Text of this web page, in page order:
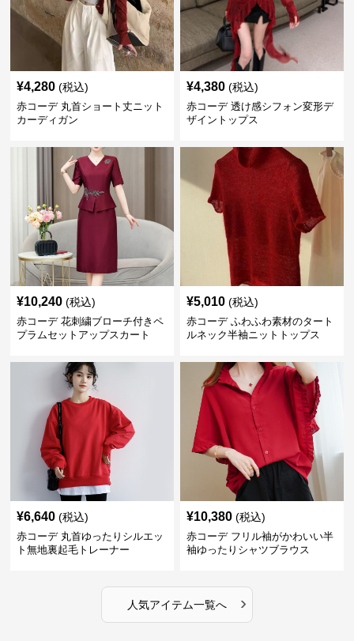
¥4,280 (税込)
赤コーデ 丸首ショート丈ニット
カーディガン
¥4,380 (税込)
赤コーデ 透け感シフォン変形デ
ザイントップス
¥10,240 (税込)
赤コーデ 花刺繍ブローチ付きペ
プラムセットアップスカート
¥5,010 (税込)
赤コーデ ふわふわ素材のタート
ルネック半袖ニットトップス
¥6,640 (税込)
赤コーデ 丸首ゆったりシルエッ
ト無地裏起毛トレーナー
¥10,380 (税込)
赤コーデ フリル袖がかわいい半
袖ゆったりシャツブラウス
人気アイテム一覧へ ›